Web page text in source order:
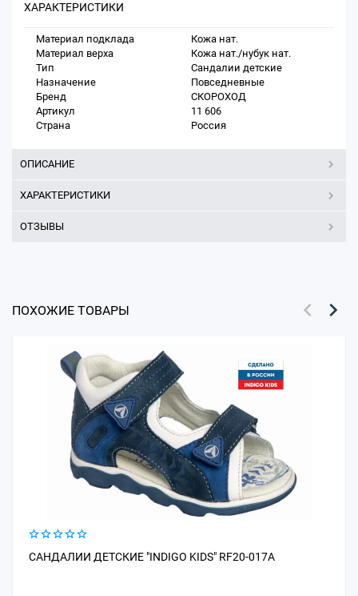
ХАРАКТЕРИСТИКИ
Материал подклада
Кожа нат.
Материал верха
Кожа нат./нубук нат.
Тип
Сандалии детские
Назначение
Повседневные
Бренд
СКОРОХОД
Артикул
11 606
Страна
Россия
ОПИСАНИЕ
ХАРАКТЕРИСТИКИ
ОТЗЫВЫ
ПОХОЖИЕ ТОВАРЫ
САНДАЛИИ ДЕТСКИЕ "INDIGO KIDS" RF20-017A